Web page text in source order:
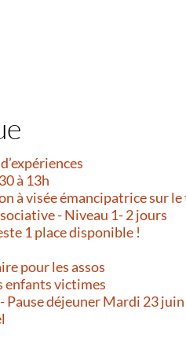
à 13h
à visée émancipatrice sur
- Niveau 1- 2 jours
1 place disponible !
pour les assos
enfants victimes
déjeuner Mardi 23 juin